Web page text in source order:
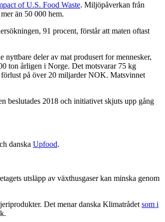
of U.S. Food Waste. Miljöpåverkan från
än 50 000 hem.
91 procent, förstår att maten oftast
deler av mat produsert for mennesker,
ton årligen i Norge. Det motsvarar 75 kg
på över 20 miljarder NOK. Matsvinnet
beslutades 2018 och initiativet skjuts upp gång
danska Upfood.
utsläpp av växthusgaser kan minska genom
Det menar danska Klimatrådetsom i